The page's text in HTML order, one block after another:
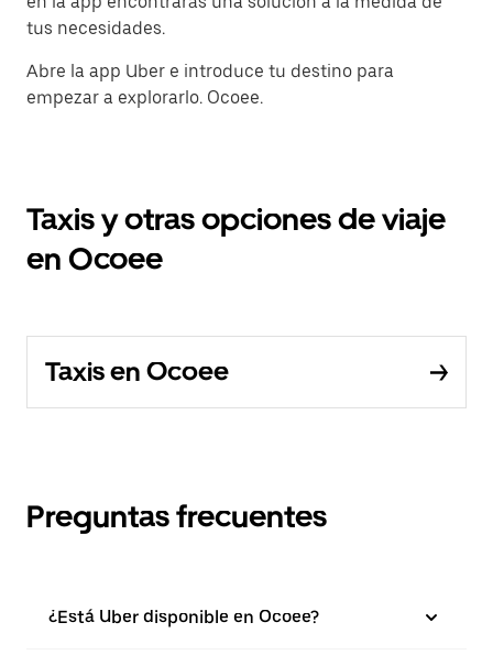
tus necesidades.
Abre la app Uber e introduce tu destino para
empezar a explorarlo. Ocoee.
Taxis y otras opciones de viaje
en Ocoee
Taxis en Ocoee
Preguntas frecuentes
¿Está Uber disponible en Ocoee?